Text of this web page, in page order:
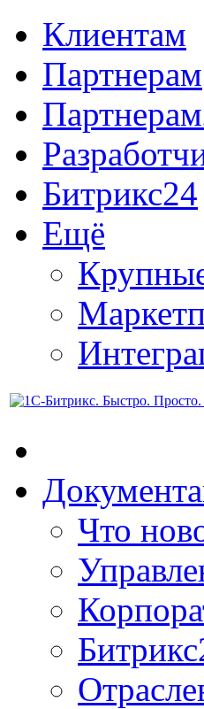
Клиентам
Партнерам
Битрикс24
Ещё
Что